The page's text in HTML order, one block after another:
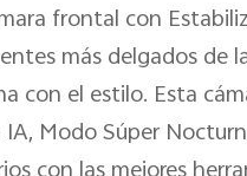
frontal con
más delgados de
con el estilo. Esta
Modo Súper